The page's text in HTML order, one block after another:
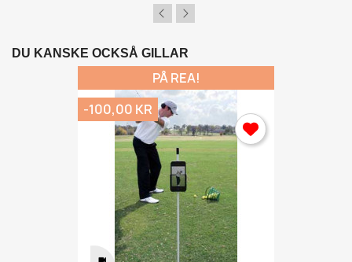
DU KANSKE OCKSÅ GILLAR
PÅ REA!
-100,00 KR